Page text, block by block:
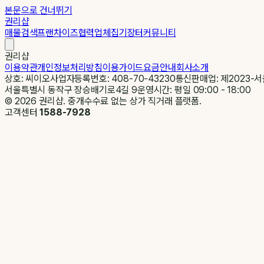
본문으로 건너뛰기
권리샵
매물검색프랜차이즈협력업체집기장터커뮤니티
권리샵
이용약관개인정보처리방침이용가이드요금안내회사소개
상호: 씨이오사업자등록번호: 408-70-43230통신판매업: 제2023-
서울특별시 동작구 장승배기로4길 9운영시간: 평일 09:00 - 18:00
© 2026 권리샵. 중개수수료 없는 상가 직거래 플랫폼.
고객센터1588-7928